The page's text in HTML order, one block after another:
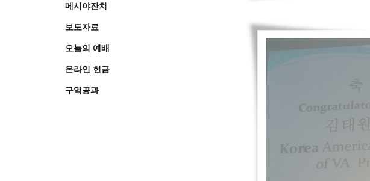
메시야잔치
보도자료
오늘의 예배
온라인 헌금
구역공과